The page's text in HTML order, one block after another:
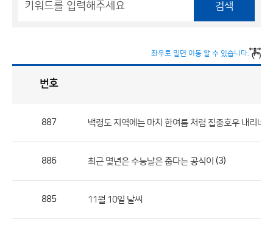
검색
좌우로 밀면 이동 할 수 있습니다.
론
번호
887 백령도 지역에는 마치 한여름 처럼 집중호우 내리네요
886 최근 몇년은 수능날은 춥다는 공식이 (3)
885 11월 10일 날씨